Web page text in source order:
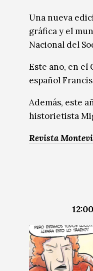
Música
Sin categoría Sin
Una nueva
gráfica y el
Nacional del
Este año, en el
español
Además, este
historietista
Revista